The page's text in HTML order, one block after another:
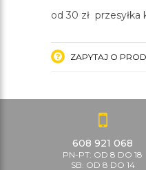
od 30 zł przesyłka
ZAPYTAJ O
608 921 068
PN-PT: OD 8 DO 18
SB: OD 8 DO 14